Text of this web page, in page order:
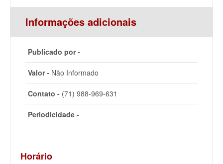
Informações adicionais
Publicado por -
Valor - Não Informado
Contato - (71) 988-969-631
Periodicidade -
Horário